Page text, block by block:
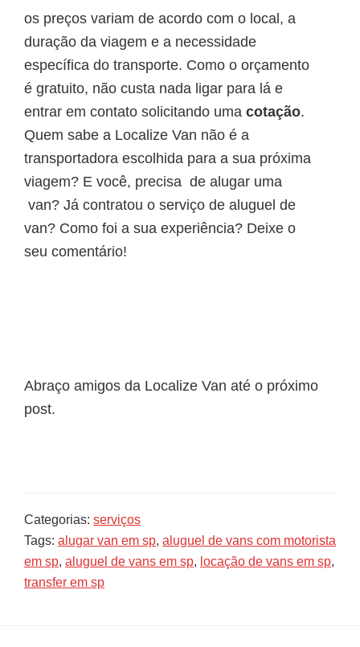
os preços variam de acordo com o local, a
duração da viagem e a necessidade
específica do transporte. Como o orçamento
é gratuito, não custa nada ligar para lá e
entrar em contato solicitando uma cotação.
Quem sabe a Localize Van não é a
transportadora escolhida para a sua próxima
viagem? E você, precisa de alugar uma
van? Já contratou o serviço de aluguel de
van? Como foi a sua experiência? Deixe o
seu comentário!
Abraço amigos da Localize Van até o próximo
post.
Categorias: serviços
Tags: alugar van em sp, aluguel de vans com motorista
em sp, aluguel de vans em sp, locação de vans em sp,
transfer em sp